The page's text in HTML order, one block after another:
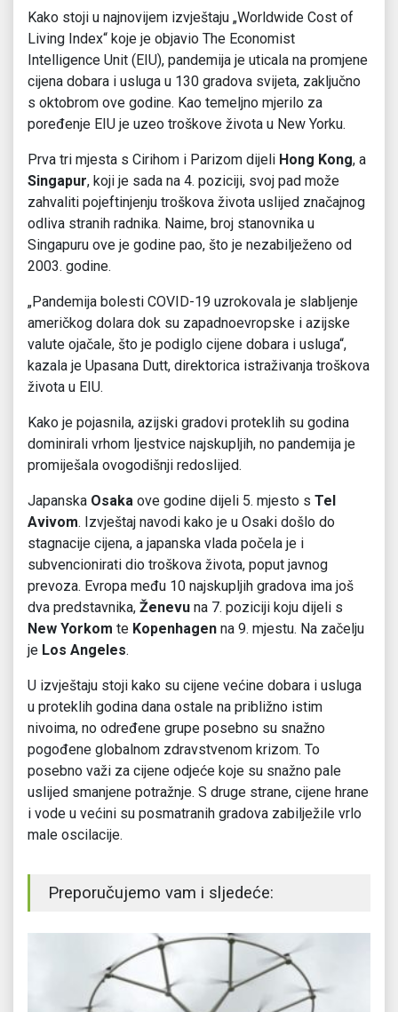
Kako stoji u najnovijem izvještaju „Worldwide Cost of
Living Index“ koje je objavio The Economist
Intelligence Unit (EIU), pandemija je uticala na promjene
cijena dobara i usluga u 130 gradova svijeta, zaključno
s oktobrom ove godine. Kao temeljno mjerilo za
poređenje EIU je uzeo troškove života u New Yorku.
Prva tri mjesta s Cirihom i Parizom dijeli Hong Kong, a
Singapur, koji je sada na 4. poziciji, svoj pad može
zahvaliti pojeftinjenju troškova života uslijed značajnog
odliva stranih radnika. Naime, broj stanovnika u
Singapuru ove je godine pao, što je nezabilježeno od
2003. godine.
„Pandemija bolesti COVID-19 uzrokovala je slabljenje
američkog dolara dok su zapadnoevropske i azijske
valute ojačale, što je podiglo cijene dobara i usluga“,
kazala je Upasana Dutt, direktorica istraživanja troškova
života u EIU.
Kako je pojasnila, azijski gradovi proteklih su godina
dominirali vrhom ljestvice najskupljih, no pandemija je
promiješala ovogodišnji redoslijed.
Japanska Osaka ove godine dijeli 5. mjesto s Tel
Avivom. Izvještaj navodi kako je u Osaki došlo do
stagnacije cijena, a japanska vlada počela je i
subvencionirati dio troškova života, poput javnog
prevoza. Evropa među 10 najskupljih gradova ima još
dva predstavnika, Ženevu na 7. poziciji koju dijeli s
New Yorkom te Kopenhagen na 9. mjestu. Na začelju
je Los Angeles.
U izvještaju stoji kako su cijene većine dobara i usluga
u proteklih godina dana ostale na približno istim
nivoima, no određene grupe posebno su snažno
pogođene globalnom zdravstvenom krizom. To
posebno važi za cijene odjeće koje su snažno pale
uslijed smanjene potražnje. S druge strane, cijene hrane
i vode u većini su posmatranih gradova zabilježile vrlo
male oscilacije.
Preporučujemo vam i sljedeće: